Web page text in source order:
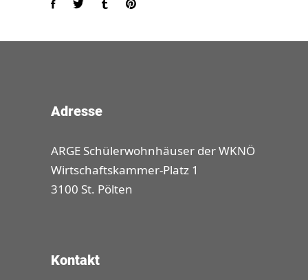
Adresse
ARGE Schülerwohnhäuser der WKNÖ
Wirtschaftskammer-Platz 1
3100 St. Pölten
Kontakt